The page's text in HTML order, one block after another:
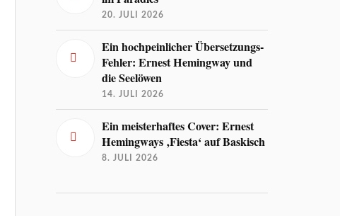
20. JULI 2026
Ein hochpeinlicher Übersetzungs-
Fehler: Ernest Hemingway und
die Seelöwen
14. JULI 2026
Ein meisterhaftes Cover: Ernest
Hemingways ‚Fiesta‘ auf Baskisch
8. JULI 2026